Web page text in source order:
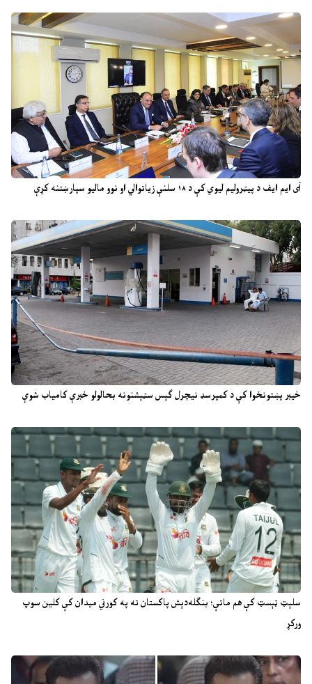
آی ایم ایف د پیټرولیم لیوي کې د ۱۸ سلنې زیاتوالي او نوو مالیو سپارښتنه کړې
خیبر پښتونخوا کې د کمپرسډ نیچرل ګېس سټېشنونه بحالولو خبرې کامیاب شوې
سلېټ ټېسټ کې هم ماتې؛ بنګله‌دېش پاکستان ته په کورني میدان کې کلین سوپ
ورکړ